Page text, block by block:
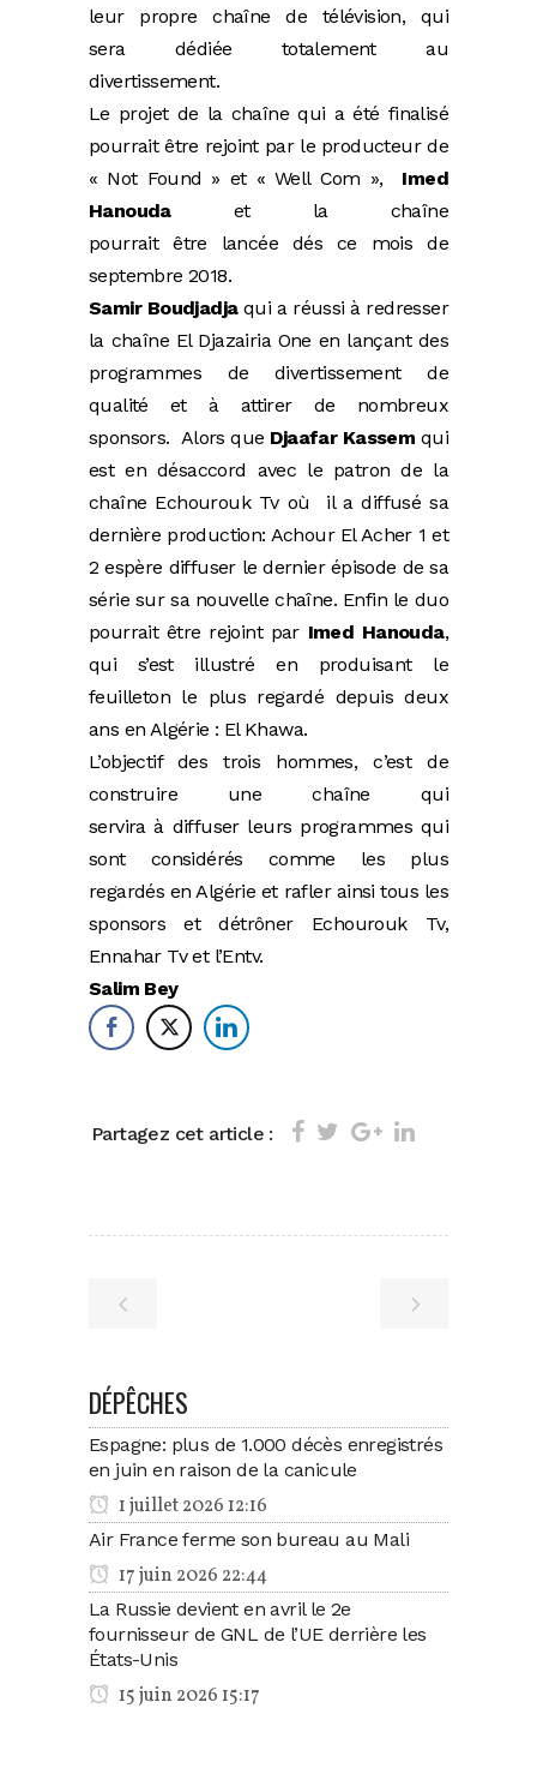
leur propre chaîne de télévision, qui
sera dédiée totalement au
divertissement.
Le projet de la chaîne qui a été finalisé
pourrait être rejoint par le producteur de
« Not Found » et « Well Com », Imed
Hanouda et la chaîne
pourrait être lancée dés ce mois de
septembre 2018.
Samir Boudjadjaqui a réussi à redresser
la chaîne El Djazairia One en lançant des
programmes de divertissement de
qualité et à attirer de nombreux
sponsors. Alors que Djaafar Kassem qui
est en désaccord avec le patron de la
chaîne Echourouk Tv où il a diffusé sa
dernière production: Achour El Acher 1 et
2 espère diffuser le dernier épisode de sa
série sur sa nouvelle chaîne. Enfin le duo
pourrait être rejoint par Imed Hanouda,
qui s’est illustré en produisant le
feuilleton le plus regardé depuis deux
ans en Algérie : El Khawa.
L’objectif des trois hommes, c’est de
construire une chaîne qui
servira à diffuser leurs programmes qui
sont considérés comme les plus
regardés en Algérie et rafler ainsi tous les
sponsors et détrôner Echourouk Tv,
Ennahar Tv et l’Entv.
Salim Bey
Partagez cet article :
DÉPÊCHES
Espagne: plus de 1.000 décès enregistrés
en juin en raison de la canicule
1 juillet 2026 12:16
Air France ferme son bureau au Mali
17 juin 2026 22:44
La Russie devient en avril le 2e
fournisseur de GNL de l’UE derrière les
États-Unis
15 juin 2026 15:17